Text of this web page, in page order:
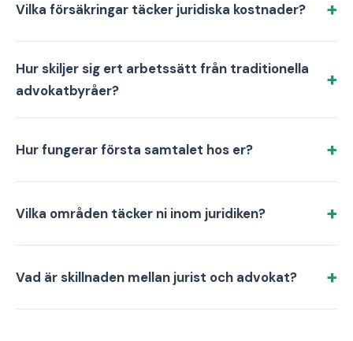
Vilka försäkringar täcker juridiska kostnader?
Hur skiljer sig ert arbetssätt från traditionella
advokatbyråer?
Hur fungerar första samtalet hos er?
Vilka områden täcker ni inom juridiken?
Vad är skillnaden mellan jurist och advokat?